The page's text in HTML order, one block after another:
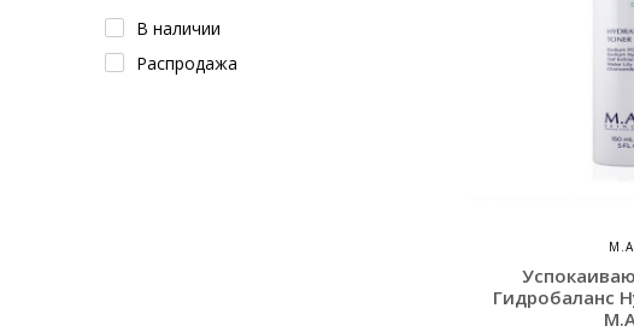
В наличии
Распродажа
Гидробаланс